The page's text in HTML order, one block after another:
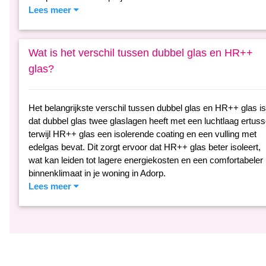
Lees meer
Wat is het verschil tussen dubbel glas en HR++
glas?
Het belangrijkste verschil tussen dubbel glas en HR++ glas is
dat dubbel glas twee glaslagen heeft met een luchtlaag
terwijl HR++ glas een isolerende coating en een vulling met
edelgas bevat. Dit zorgt ervoor dat HR++ glas beter isoleert,
wat kan leiden tot lagere energiekosten en een comfortabeler
binnenklimaat in je woning in Adorp.
Lees meer